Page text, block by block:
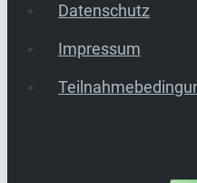
Datenschutz
Impressum